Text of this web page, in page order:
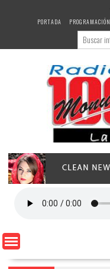
PORTADA
PROGRAMACIÓN